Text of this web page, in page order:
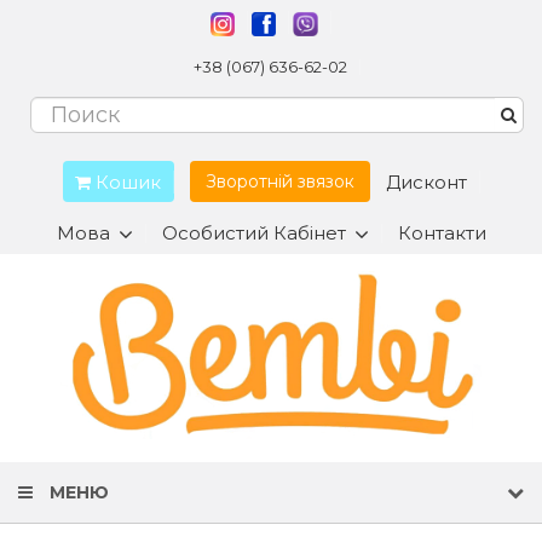
+38 (067) 636-62-02
Кошик Зворотній звязок Дисконт
Мова Особистий Кабінет Контакти
МЕНЮ